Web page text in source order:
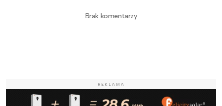
Brak komentarzy
REKLAMA